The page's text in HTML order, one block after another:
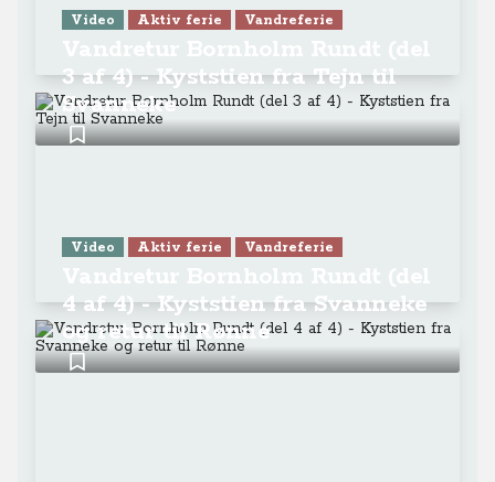
Video Aktiv ferie Vandreferie
3 af 4) - Kyststien fra Tejn til
Svanneke
Video Aktiv ferie Vandreferie
4 af 4) - Kyststien fra Svanneke
og retur til Rønne